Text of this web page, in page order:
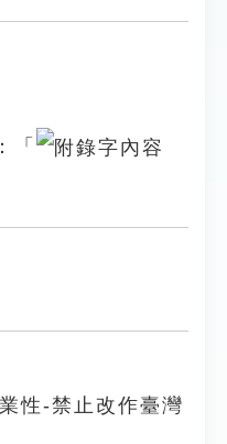
「
性-禁止改作臺灣